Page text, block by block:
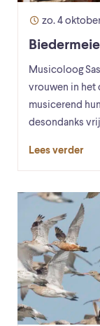
zo. 4
Musicoloog
vrouwen in het
musicerend
desondanks
Lees verder